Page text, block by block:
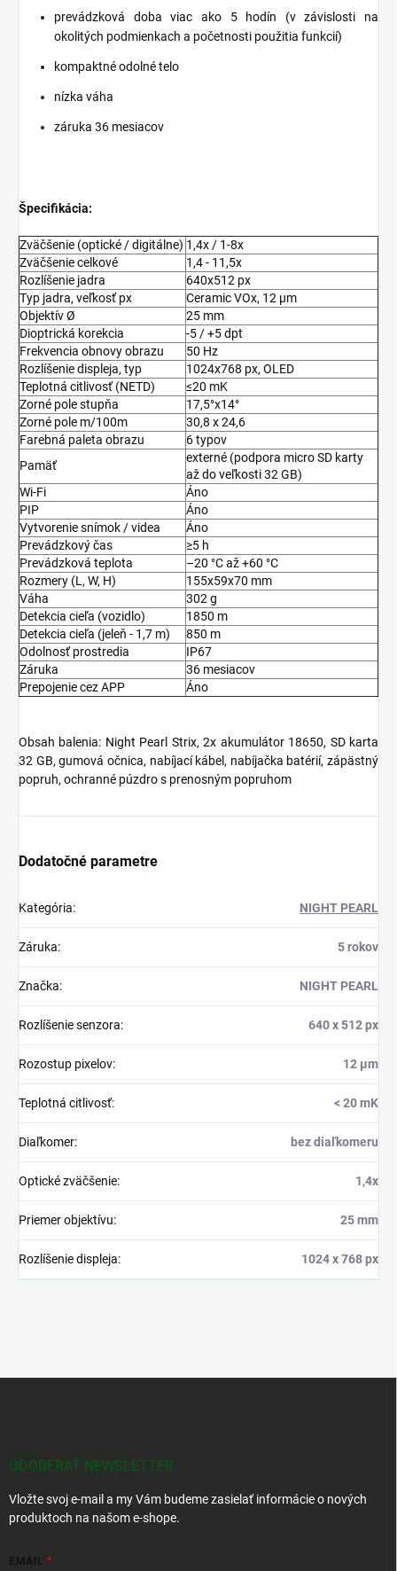
prevádzková doba viac ako 5 hodín (v závislosti na
okolitých podmienkach a početnosti použitia funkcií)
kompaktné odolné telo
nízka váha
záruka 36 mesiacov
Špecifikácia:
Zväčšenie (optické / digitálne) 1,4x / 1-8x
Zväčšenie celkové
1,4 - 11,5x
Rozlíšenie jadra
640x512 px
Typ jadra, veľkosť px
Ceramic VOx, 12 µm
Objektív Ø
25 mm
Dioptrická korekcia
-5 / +5 dpt
Frekvencia obnovy obrazu
50 Hz
Rozlíšenie displeja, typ
1024x768 px, OLED
Teplotná citlivosť (NETD)
≤20 mK
Zorné pole stupňa
17,5°x14°
Zorné pole m/100m
30,8 x 24,6
Farebná paleta obrazu
6 typov
Pamäť
externé (podpora micro SD karty
až do veľkosti 32 GB)
Wi-Fi
Áno
PIP
Áno
Vytvorenie snímok / videa
Áno
Prevádzkový čas
≥5 h
Prevádzková teplota
–20 °C až +60 °C
Rozmery (L, W, H)
155x59x70 mm
Váha
302 g
Detekcia cieľa (vozidlo)
1850 m
Detekcia cieľa (jeleň - 1,7 m)
850 m
Odolnosť prostredia
IP67
Záruka
36 mesiacov
Prepojenie cez APP
Áno
Obsah balenia: Night Pearl Strix, 2x akumulátor 18650, SD karta
32 GB, gumová očnica, nabíjací kábel, nabíjačka batérií, zápästný
popruh, ochranné púzdro s prenosným popruhom
Dodatočné parametre
Kategória: NIGHT PEARL
Záruka: 5 rokov
Značka: NIGHT PEARL
Rozlíšenie senzora: 640 x 512 px
Rozostup pixelov: 12 µm
Teplotná citlivosť: < 20 mK
Diaľkomer: bez diaľkomeru
Optické zväčšenie: 1,4x
Priemer objektívu: 25 mm
Rozlíšenie displeja: 1024 x 768 px
ODOBERAŤ NEWSLETTER
Vložte svoj e-mail a my Vám budeme zasielať informácie o nových
produktoch na našom e-shope.
EMAIL